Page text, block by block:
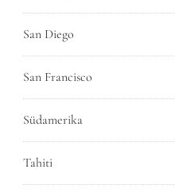
San Diego
San Francisco
Südamerika
Tahiti